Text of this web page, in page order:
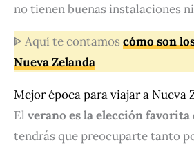
no tienen buenas instalaciones
ᐈ Aquí te contamos cómo son
Nueva Zelanda
Mejor época para viajar a Nueva
El verano es la elección favorita
tendrás que preocuparte tanto